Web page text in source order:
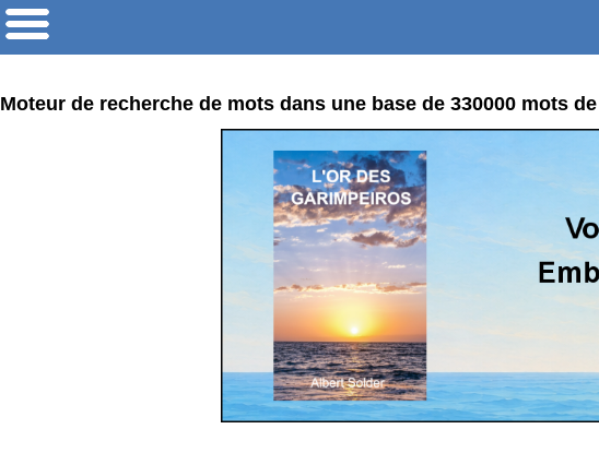
Moteur de recherche de mots dans une base de 330000 mots